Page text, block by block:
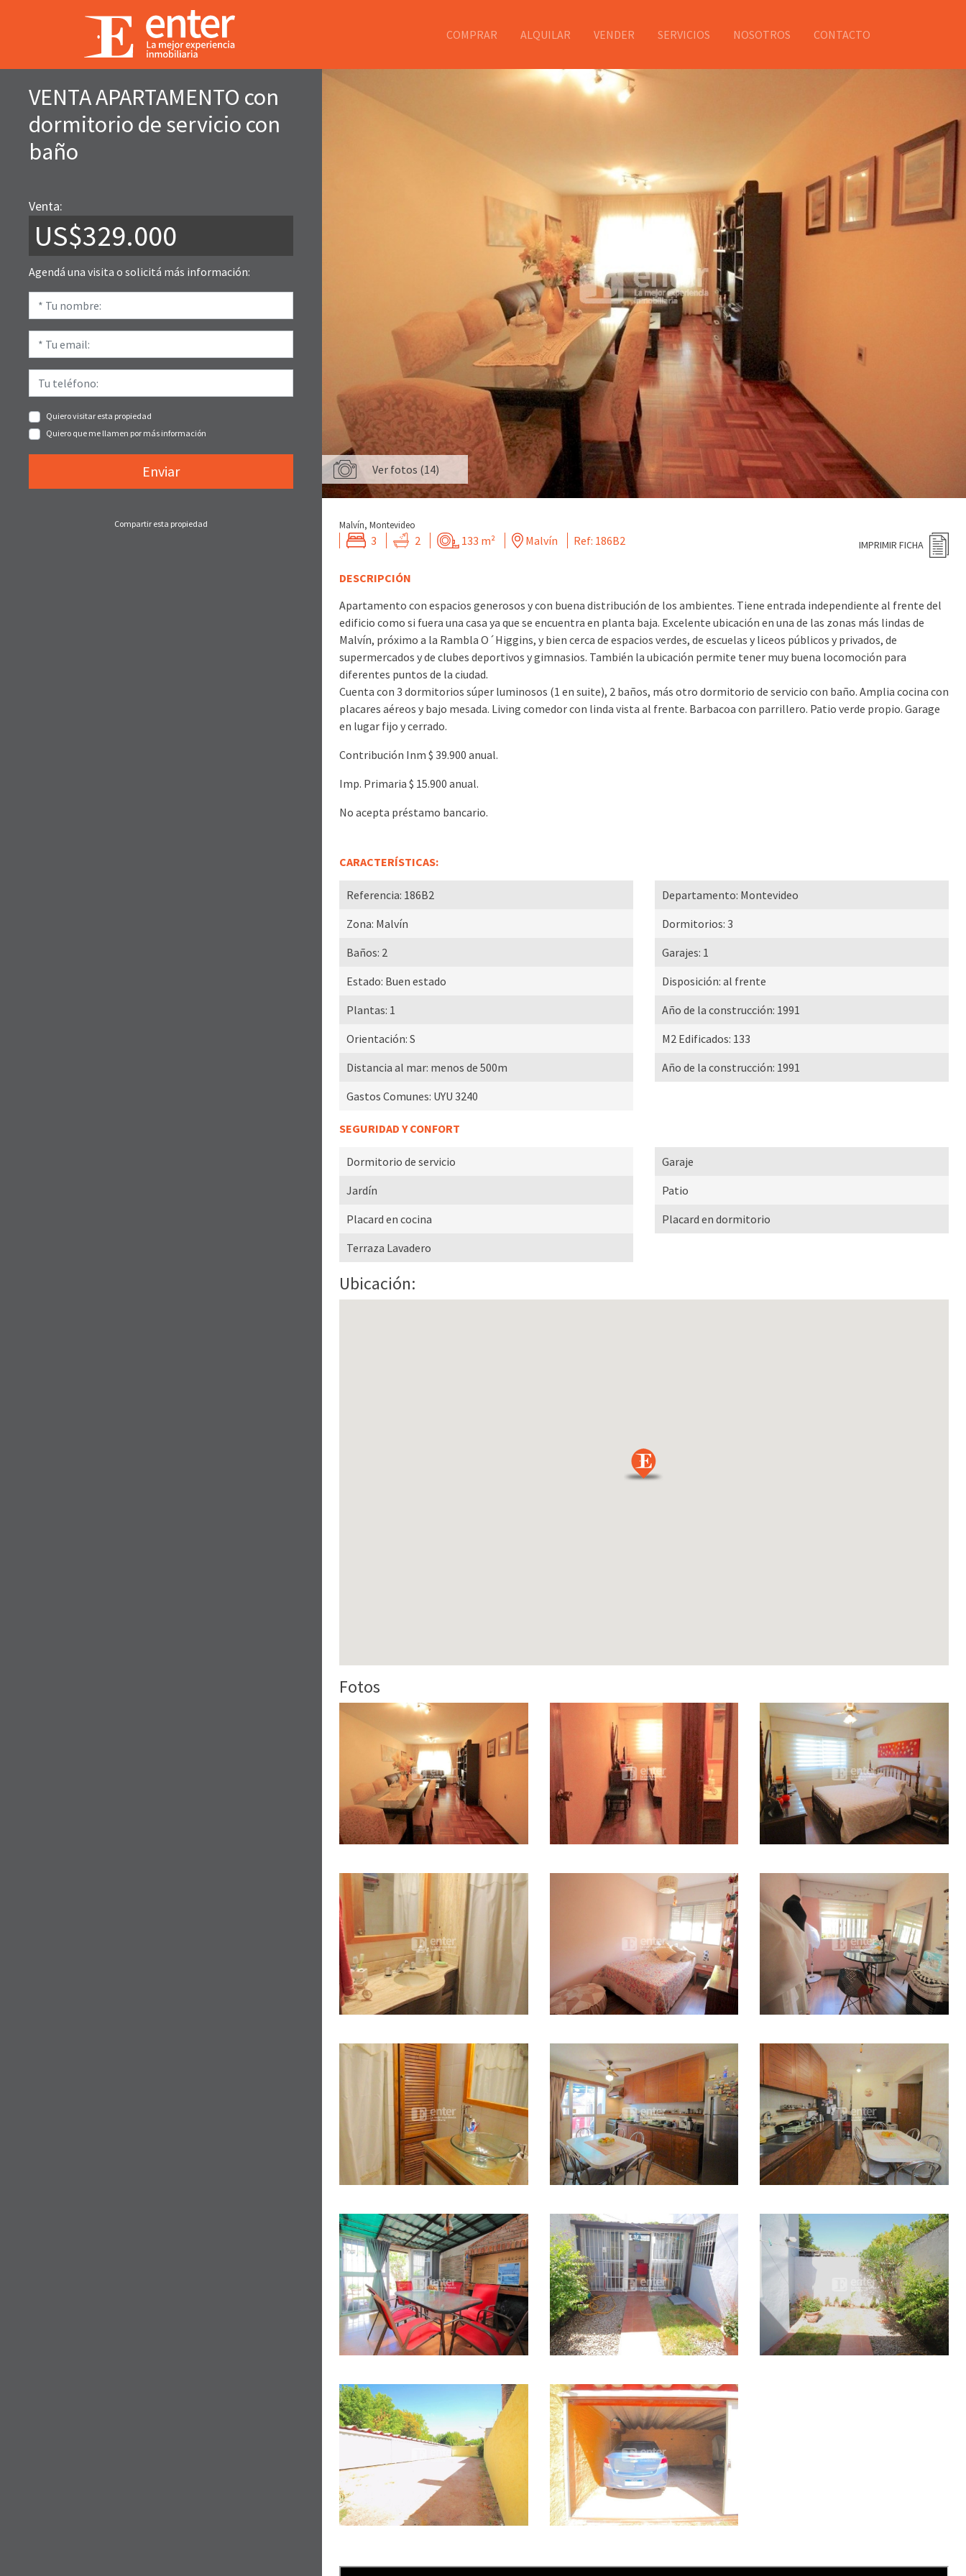
COMPRAR ALQUILAR VENDER SERVICIOS NOSOTROS CONTACTO
VENTA APARTAMENTO con
dormitorio de servicio con
baño
Venta:
US$329.000
Agendá una visita o solicitá más información:
Quiero visitar esta propiedad
Quiero que me llamen por más información
Enviar
Compartir esta propiedad
Ver fotos (14)
Malvín, Montevideo
3 2 133 m² Malvín Ref: 186B2 IMPRIMIR FICHA
DESCRIPCIÓN
Apartamento con espacios generosos y con buena distribución de los ambientes. Tiene entrada independiente al frente del
edificio como si fuera una casa ya que se encuentra en planta baja. Excelente ubicación en una de las zonas más lindas de
Malvín, próximo a la Rambla O´Higgins, y bien cerca de espacios verdes, de escuelas y liceos públicos y privados, de
supermercados y de clubes deportivos y gimnasios. También la ubicación permite tener muy buena locomoción para
diferentes puntos de la ciudad.
Cuenta con 3 dormitorios súper luminosos (1 en suite), 2 baños, más otro dormitorio de servicio con baño. Amplia cocina con
placares aéreos y bajo mesada. Living comedor con linda vista al frente. Barbacoa con parrillero. Patio verde propio. Garage
en lugar fijo y cerrado.
Contribución Inm $ 39.900 anual.
Imp. Primaria $ 15.900 anual.
No acepta préstamo bancario.
CARACTERÍSTICAS:
Referencia: 186B2 Departamento: Montevideo
Zona: Malvín Dormitorios: 3
Baños: 2 Garajes: 1
Estado: Buen estado Disposición: al frente
Plantas: 1 Año de la construcción: 1991
Orientación: S M2 Edificados: 133
Distancia al mar: menos de 500m Año de la construcción: 1991
Gastos Comunes: UYU 3240
SEGURIDAD Y CONFORT
Dormitorio de servicio
Garaje
Jardín
Patio
Placard en cocina
Placard en dormitorio
Terraza Lavadero
Ubicación:
Fotos